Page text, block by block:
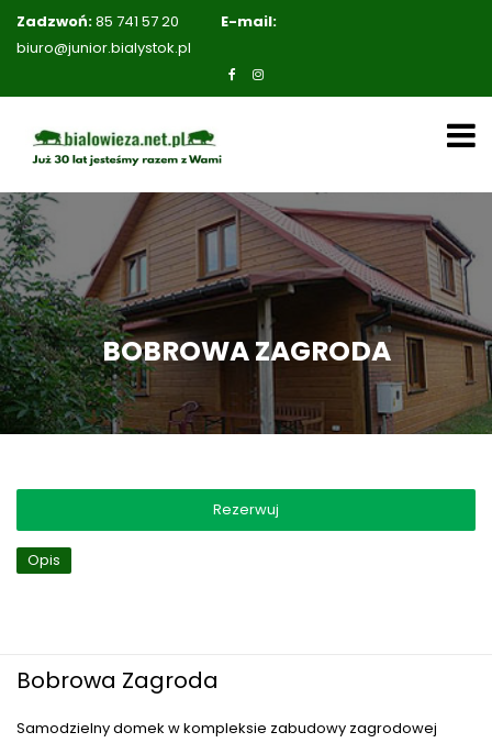
Zadzwoń:85 741 57 20
E-mail:
biuro@junior.bialystok.pl
BOBROWA ZAGRODA
Rezerwuj
Opis
Bobrowa Zagroda
Samodzielny domek w kompleksie zabudowy zagrodowej